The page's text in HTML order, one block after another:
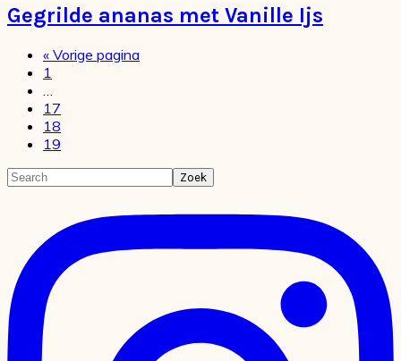
Gegrilde ananas met Vanille Ijs
« Ga
Vorige pagina
Pagina
1
pagina's
zijn
weggelaten
…
Pagina
17
Pagina
18
Pagina
19
Primaire
Search